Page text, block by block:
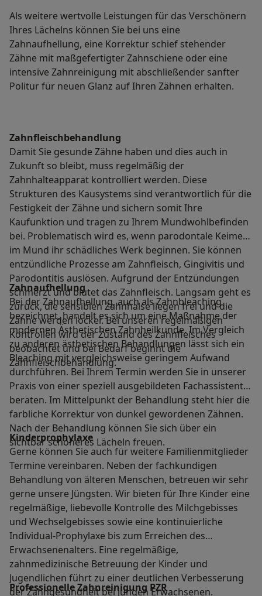
Als weitere wertvolle Leistungen für das Verschönern
Ihres Lächelns können Sie bei uns eine
Zahnaufhellung, eine Korrektur schief stehender
Zähne mit maßgefertigter Zahnschiene oder eine
intensive Zahnreinigung mit abschließender sanfter
Politur für neuen Glanz auf Ihren Zähnen erhalten.
Zahnfleischbehandlung
Damit Sie gesunde Zähne haben und dies auch in
Zukunft so bleibt, muss regelmäßig der
Zahnhalteapparat kontrolliert werden. Diese
Strukturen des Kausystems sind verantwortlich für die
Festigkeit der Zähne und sichern somit Ihre
Kaufunktion und tragen zu Ihrem Mundwohlbefinden
bei. Problematisch wird es, wenn parodontale Keime
im Mund ihr schädliches Werk beginnen. Sie können
entzündliche Prozesse am Zahnfleisch, Gingivitis und
Parodontitis auslösen. Aufgrund der Entzündungen
schmerzt und blutet das Zahnfleisch. Langsam geht es
zurück, die sensiblen Zahnhälse liegen frei und die
Zähne werden locker. Bei unseren regelmäßigen
Kontrollen wird der Zustand des Zahnfleisches
beobachtet und bei Bedarf beginnt die
Zahnfleischbehandlung.
Zahnaufhellung
Bei der Zahnaufhellung, auch als Zahnbleaching
bezeichnet, handelt es sich um eine Maßnahme der
modernen Ästhetischen Zahnheilkunde. Im Vergleich
zu anderen ästhetischen Behandlungen lässt sich ein
Bleaching mit vergleichsweise geringem Aufwand
durchführen. Bei Ihrem Termin werden Sie in unserer
Praxis von einer speziell ausgebildeten Fachassistentin
beraten. Im Mittelpunkt der Behandlung steht hier die
farbliche Korrektur von dunkel gewordenen Zähnen.
Nach der Behandlung können Sie sich über ein
sichtbar schöneres Lächeln freuen.
Kinderprophylaxe
Gerne können Sie auch für weitere Familienmitglieder
Termine vereinbaren. Neben der fachkundigen
Behandlung von älteren Menschen, betreuen wir sehr
gerne unsere Jüngsten. Wir bieten für Ihre Kinder eine
regelmäßige, liebevolle Kontrolle des Milchgebisses
und Wechselgebisses sowie eine kontinuierliche
Individual-Prophylaxe bis zum Erreichen des
Erwachsenenalters. Eine regelmäßige,
zahnmedizinische Betreuung der Kinder und
Jugendlichen führt zu einer deutlichen Verbesserung
der Zahngesundheit bei jungen Erwachsenen.
Professionelle Zahnreinigung PZR